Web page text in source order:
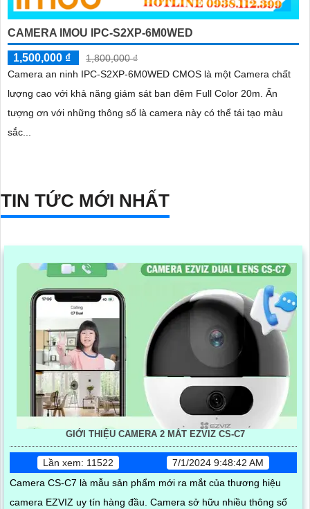
CAMERA IMOU IPC-S2XP-6M0WED
1,500,000 ₫
1,800,000 ₫
Camera an ninh IPC-S2XP-6M0WED CMOS là một Camera chất
lượng cao với khả năng giám sát ban đêm Full Color 20m. Ấn
tượng ơn với những thông số là camera này có thể tái tạo màu
sắc...
TIN TỨC MỚI NHẤT
GIỚI THIỆU CAMERA 2 MẮT EZVIZ CS-C7
Lần xem: 11522
7/1/2024 9:48:42 AM
Camera CS-C7 là mẫu sản phẩm mới ra mắt của thương hiệu
camera EZVIZ uy tín hàng đầu. Camera sở hữu nhiều thông số